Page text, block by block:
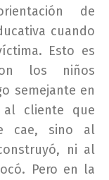
de
cuando
Esto es
los niños
semejante en
cliente que
cae, sino al
ni al
Pero en la